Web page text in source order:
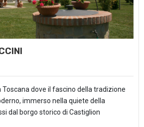
dove il fascino della tradizione
immerso nella quiete della
dal borgo storico di Castiglion